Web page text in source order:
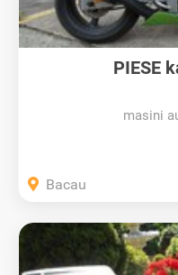
PIESE
masini
Bacau